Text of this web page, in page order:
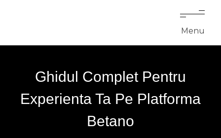
Menu
Ghidul Complet Pentru
Experienta Ta Pe Platforma
Betano